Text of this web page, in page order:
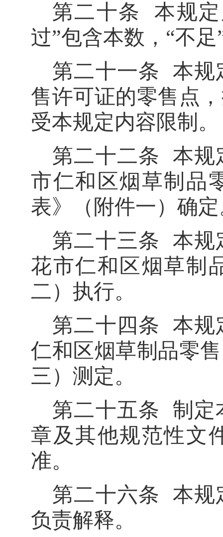
第二十条
本规
过”包含本数， “不足
第二十一条
本规
售许可证的零售点
受本规定内容限制。
第二十二条
本规
市仁和区烟草制品
表》（附件一）确
第二十三条
本规
花市仁和区烟草制
二）执行。
第二十四条
本规
仁和区烟草制品零
三）测定。
第二十五条
制定
章及其他规范性文
准。
第二十六条
本规
负责解释。